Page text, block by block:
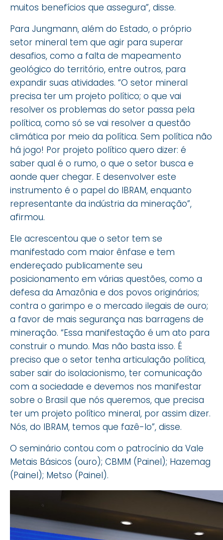
muitos benefícios que assegura”, disse.
Para Jungmann, além do Estado, o próprio
setor mineral tem que agir para superar
desafios, como a falta de mapeamento
geológico do território, entre outros, para
expandir suas atividades. “O setor mineral
precisa ter um projeto político; o que vai
resolver os problemas do setor passa pela
política, como só se vai resolver a questão
climática por meio da política. Sem política não
há jogo! Por projeto político quero dizer: é
saber qual é o rumo, o que o setor busca e
aonde quer chegar. E desenvolver este
instrumento é o papel do IBRAM, enquanto
representante da indústria da mineração”,
afirmou.
Ele acrescentou que o setor tem se
manifestado com maior ênfase e tem
endereçado publicamente seu
posicionamento em várias questões, como a
defesa da Amazônia e dos povos originários;
contra o garimpo e o mercado ilegais de ouro;
a favor de mais segurança nas barragens de
mineração. “Essa manifestação é um ato para
construir o mundo. Mas não basta isso. É
preciso que o setor tenha articulação política,
saber sair do isolacionismo, ter comunicação
com a sociedade e devemos nos manifestar
sobre o Brasil que nós queremos, que precisa
ter um projeto político mineral, por assim dizer.
Nós, do IBRAM, temos que fazê-lo”, disse.
O seminário contou com o patrocínio da Vale
Metais Básicos (ouro); CBMM (Painel); Hazemag
(Painel); Metso (Painel).